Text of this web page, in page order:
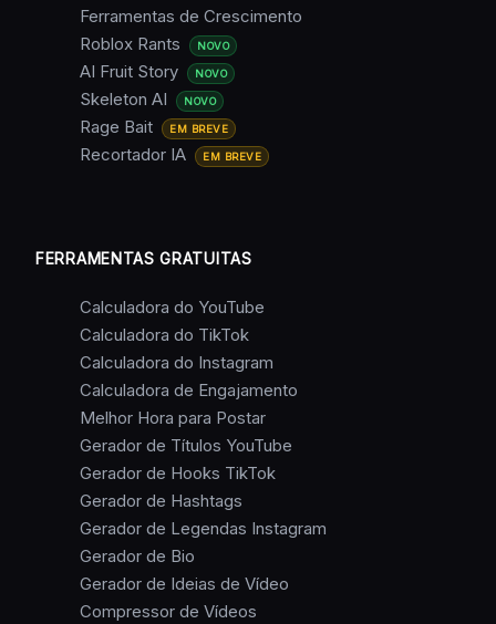
Ferramentas de Crescimento
Roblox Rants
NOVO
AI Fruit Story NOVO
Skeleton AI NOVO
Rage Bait EM BREVE
Recortador IA EM BREVE
FERRAMENTAS GRATUITAS
Calculadora do YouTube
Calculadora do TikTok
Calculadora do Instagram
Calculadora de Engajamento
Melhor Hora para Postar
Gerador de Títulos YouTube
Gerador de Hooks TikTok
Gerador de Hashtags
Gerador de Legendas Instagram
Gerador de Bio
Gerador de Ideias de Vídeo
Compressor de Vídeos